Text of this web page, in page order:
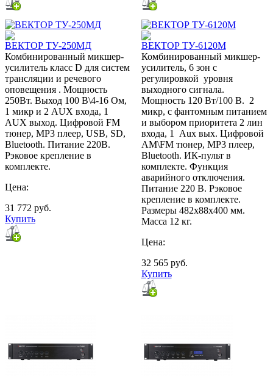
ВЕКТОР ТУ-250МД
Комбинированный микшер-
усилитель класс D для систем
трансляции и речевого
оповещения . Мощность
250Вт. Выход 100 В\4-16 Ом,
1 микр и 2 AUX входа, 1
AUX выход. Цифровой FM
тюнер, MP3 плеер, USB, SD,
Bluetooth. Питание 220В.
Рэковое крепление в
комплекте.
Цена:
31 772 руб.
Купить
ВЕКТОР ТУ-6120М
Комбинированный микшер-
усилитель, 6 зон c
регулировкой уровня
выходного сигнала.
Мощность 120 Вт/100 В. 2
микр, с фантомным питанием
и выбором приоритета 2 лин
входа, 1 Aux вых. Цифровой
AM\FM тюнер, MP3 плеер,
Bluetooth. ИК-пульт в
комплекте. Функция
аварийного отключения.
Питание 220 В. Рэковое
крепление в комплекте.
Размеры 482х88х400 мм.
Масса 12 кг.
Цена:
32 565 руб.
Купить